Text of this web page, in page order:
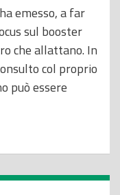
emesso, a far
sul booster
che allattano. In
col proprio
può essere